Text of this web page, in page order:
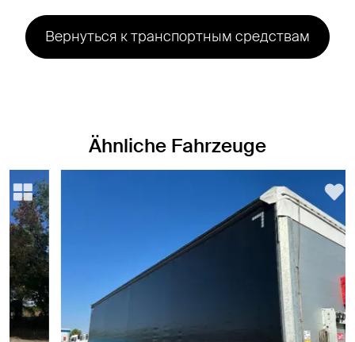
Вернуться к транспортным средствам
Ähnliche Fahrzeuge